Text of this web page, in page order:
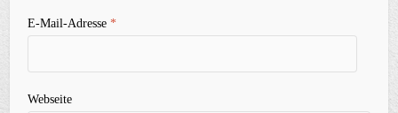
E-Mail-Adresse*
Webseite